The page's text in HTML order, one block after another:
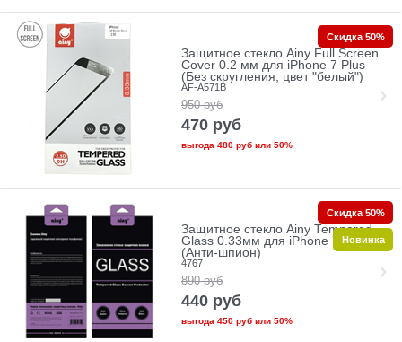
Защитное стекло Ainy Full Screen
Cover 0.2 мм для iPhone 7 Plus
(Без скругления, цвет "белый")
AF-A571B
950 руб
470 руб
выгода 480 рубили 50%
Скидка 50%
Защитное стекло Ainy Tempered
Glass 0.33мм для iPhone 7/8 Plus
(Анти-шпион)
4767
890 руб
440 руб
выгода 450 рубили 50%
Скидка 50%
Новинка